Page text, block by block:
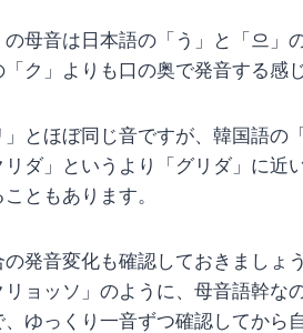
の母音は日本語の「う」と「으
ク」よりも口の奥で発音する感
」とほぼ同じ音ですが、韓国語
リダ」というより「グリダ」に
ともあります。
発音変化も確認しておきましょ
リョッソ」のように、母音語幹
ゆっくり一音ずつ確認してから